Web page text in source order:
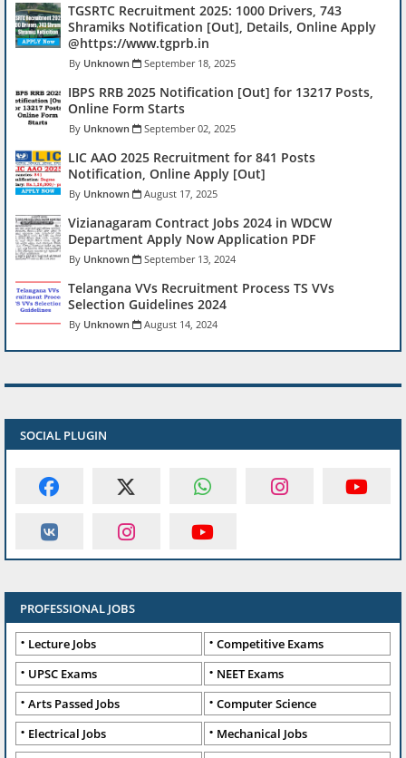
TGSRTC Recruitment 2025: 1000 Drivers, 743
Shramiks Notification [Out], Details, Online Apply
@https://www.tgprb.in
Unknown September 18, 2025
IBPS RRB 2025 Notification [Out] for 13217 Posts,
Online Form Starts
Unknown September 02, 2025
LIC AAO 2025 Recruitment for 841 Posts
Notification, Online Apply [Out]
Unknown August 17, 2025
Vizianagaram Contract Jobs 2024 in WDCW
Department Apply Now Application PDF
Unknown September 13, 2024
Telangana VVs Recruitment Process TS VVs
Selection Guidelines 2024
Unknown August 14, 2024
SOCIAL PLUGIN
PROFESSIONAL JOBS
Lecture Jobs
Competitive Exams
UPSC Exams
NEET Exams
Arts Passed Jobs
Computer Science
Electrical Jobs
Mechanical Jobs